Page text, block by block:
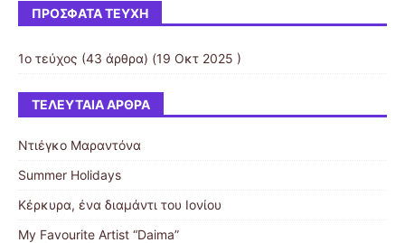
ΠΡΌΣΦΑΤΑ ΤΕΎΧΗ
1ο τεύχος (43 άρθρα) (19 Οκτ 2025 )
ΤΕΛΕΥΤΑΊΑ ΆΡΘΡΑ
Ντιέγκο Μαραντόνα
Summer Holidays
Κέρκυρα, ένα διαμάντι του Ιονίου
My Favourite Artist “Daima”